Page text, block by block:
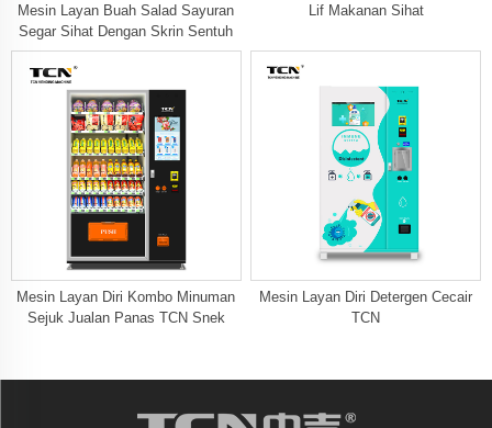
Mesin Layan Buah Salad Sayuran
Segar Sihat Dengan Skrin Sentuh
Lif Makanan Sihat
Mesin Layan Diri Kombo Minuman
Sejuk Jualan Panas TCN Snek
Mesin Layan Diri Detergen Cecair
TCN